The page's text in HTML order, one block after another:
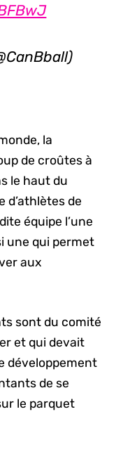
la
de croûtes à
le haut du
d’athlètes de
équipe l’une
une qui permet
aux
sont du comité
et qui devait
développement
de se
le parquet